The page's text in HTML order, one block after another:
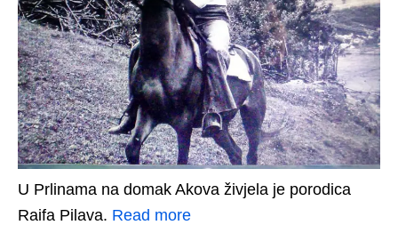
U Prlinama na domak Akova živjela je porodica
Raifa Pilava. Read more